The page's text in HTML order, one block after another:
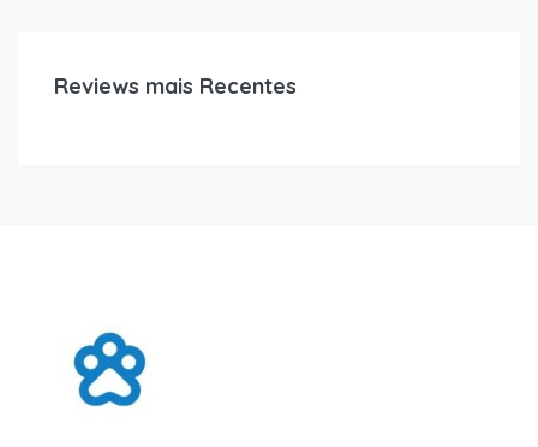
Reviews mais Recentes